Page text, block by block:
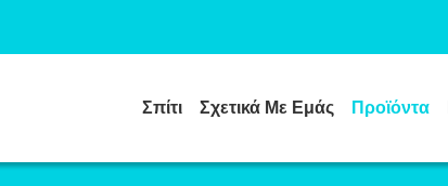
Σπίτι Σχετικά Με Εμάς Προϊόντα